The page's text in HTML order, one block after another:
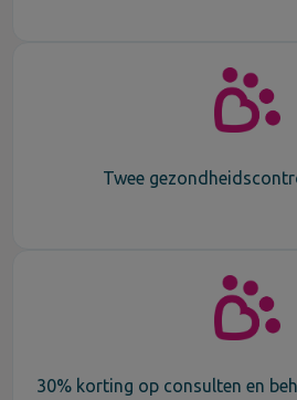
Twee
30% korting op consulten en